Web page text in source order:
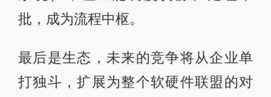
批，成为流程中枢。
最后是生态，未来的竞争将从企业单
打独斗，扩展为整个软硬件联盟的对